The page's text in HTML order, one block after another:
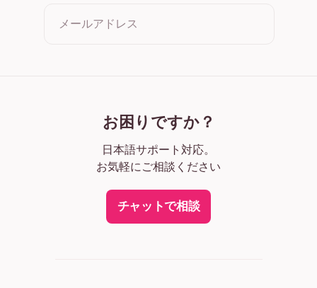
メールアドレス
お困りですか？
日本語サポート対応。
お気軽にご相談ください
チャットで相談